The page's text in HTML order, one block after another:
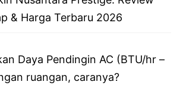
& Harga Terbaru 2026
Daya Pendingin AC (BTU/hr –
ruangan, caranya?